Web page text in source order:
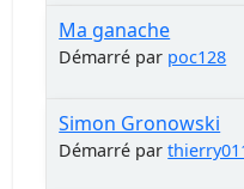
Ma ganache
Démarré par poc128
Simon Gronowski
Démarré par